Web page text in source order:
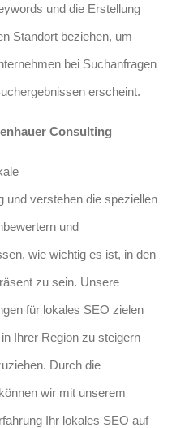
und die Erstellung
Standort beziehen, um
bei Suchanfragen
erscheint.
Consulting
und verstehen die speziellen
und
wie wichtig es ist, in den
zu sein. Unsere
für lokales SEO zielen
Ihrer Region zu steigern
Durch die
wir mit unserem
Ihr lokales SEO auf